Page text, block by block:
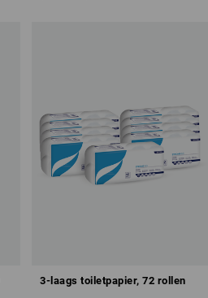
3-laags toiletpapier, 72 rollen